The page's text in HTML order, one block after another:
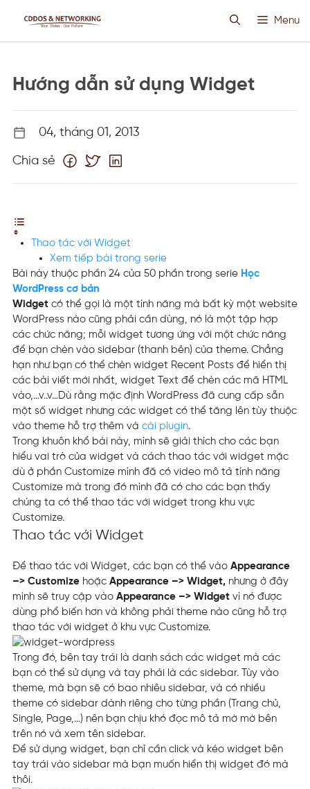
Menu
THIẾT KẾ WEB
TIN TỨC
Hướng dẫn sử dụng Widget
04, tháng 01, 2013
Chia sẻ
Thao tác với Widget
Xem tiếp bài trong serie
Bài này thuộc phần 24 của 50 phần trong serie Học
WordPress cơ bản
Widget có thể gọi là một tính năng mà bất kỳ một website
WordPress nào cũng phải cần dùng, nó là một tập hợp
các chức năng; mỗi widget tương ứng với một chức năng
để bạn chèn vào sidebar (thanh bên) của theme. Chẳng
hạn như bạn có thể chèn widget Recent Posts để hiển thị
các bài viết mới nhất, widget Text để chèn các mã HTML
vào,…v..v…Dù rằng mặc định WordPress đã cung cấp sẵn
một số widget nhưng các widget có thể tăng lên tùy thuộc
vào theme hỗ trợ thêm và cài plugin.
Trong khuôn khổ bài này, mình sẽ giải thích cho các bạn
hiểu vai trò của widget và cách thao tác với widget mặc
dù ở phần Customize mình đã có video mô tả tính năng
Customize mà trong đó mình đã có cho các bạn thấy
chúng ta có thể thao tác với widget trong khu vực
Customize.
Thao tác với Widget
Để thao tác với Widget, các bạn có thể vào Appearance
–> Customize hoặc Appearance –> Widget, nhưng ở đây
mình sẽ truy cập vào Appearance –> Widget vì nó được
dùng phổ biến hơn và không phải theme nào cũng hỗ trợ
thao tác với widget ở khu vực Customize.
Trong đó, bên tay trái là danh sách các widget mà các
bạn có thể sử dụng và tay phải là các sidebar. Tùy vào
theme, mà bạn sẽ có bao nhiêu sidebar, và có nhiều
theme có sidebar dành riêng cho từng phần (Trang chủ,
Single, Page,…) nên bạn chịu khó đọc mô tả mờ mờ bên
trên nó và xem tên sidebar.
Để sử dụng widget, bạn chỉ cần click và kéo widget bên
tay trái vào sidebar mà bạn muốn hiển thị widget đó mà
thôi.